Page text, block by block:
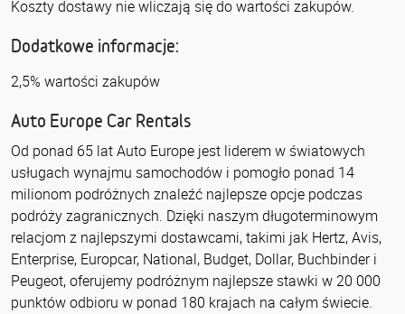
Koszty dostawy nie wliczają się do wartości zakupów.
Dodatkowe informacje:
2,5% wartości zakupów
Auto Europe Car Rentals
Od ponad 65 lat Auto Europe jest liderem w światowych
usługach wynajmu samochodów i pomogło ponad 14
milionom podróżnych znaleźć najlepsze opcje podczas
podróży zagranicznych. Dzięki naszym długoterminowym
relacjom z najlepszymi dostawcami, takimi jak Hertz, Avis,
Enterprise, Europcar, National, Budget, Dollar, Buchbinder i
Peugeot, oferujemy podróżnym najlepsze stawki w 20 000
punktów odbioru w ponad 180 krajach na całym świecie.